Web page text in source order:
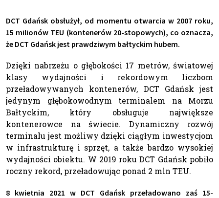
DCT Gdańsk obsłużył, od momentu otwarcia w 2007 roku,
15 milionów TEU (kontenerów 20-stopowych), co oznacza,
że DCT Gdańsk jest prawdziwym bałtyckim hubem.
Dzięki nabrzeżu o głębokości 17 metrów, światowej
klasy wydajności i rekordowym liczbom
przeładowywanych kontenerów, DCT Gdańsk jest
jedynym głębokowodnym terminalem na Morzu
Bałtyckim, który obsługuje największe
kontenerowce na świecie. Dynamiczny rozwój
terminalu jest możliwy dzięki ciągłym inwestycjom
w infrastrukturę i sprzęt, a także bardzo wysokiej
wydajności obiektu. W 2019 roku DCT Gdańsk pobiło
roczny rekord, przeładowując ponad 2 mln TEU.
8 kwietnia 2021 w DCT Gdańsk przeładowano zaś 15-